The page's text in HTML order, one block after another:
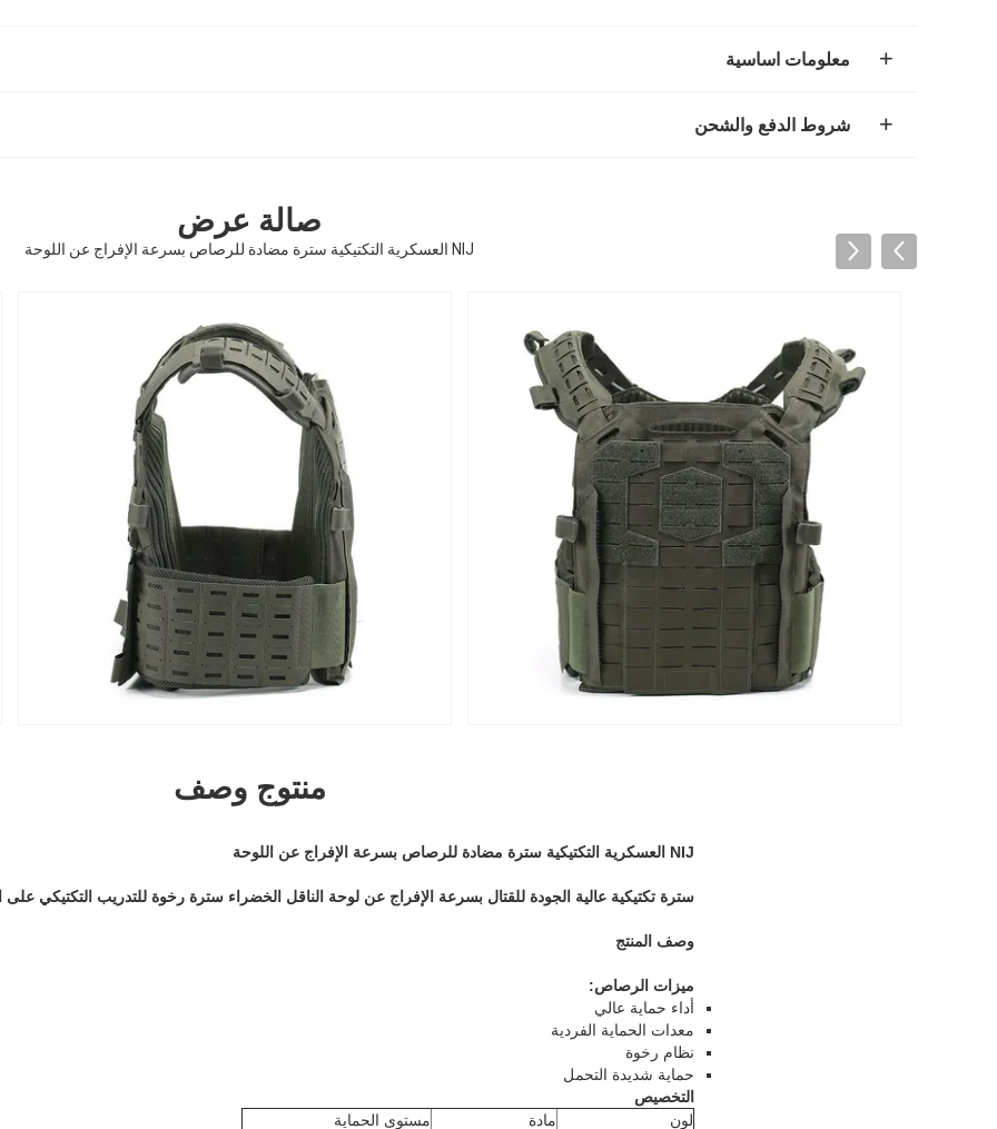
معلومات اساسية
شروط الدفع والشحن
صالة عرض
NIJ العسكرية التكتيكية سترة مضادة للرصاص بسرعة الإفراج عن اللوحة
منتوج وصف
NIJ العسكرية التكتيكية سترة مضادة للرصاص بسرعة الإفراج عن اللوحة
سترة تكتيكية عالية الجودة للقتال بسرعة الإفراج عن لوحة الناقل الخضراء سترة رخوة للتدريب التكتيكي على
وصف المنتج
ميزات الرصاص:
أداء حماية عالي
معدات الحماية الفردية
نظام رخوة
حماية شديدة التحمل
التخصيص
لون
مادة
مستوى الحماية